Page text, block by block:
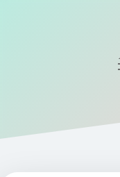
Gizlilik Politikası
Yasal Uyarı